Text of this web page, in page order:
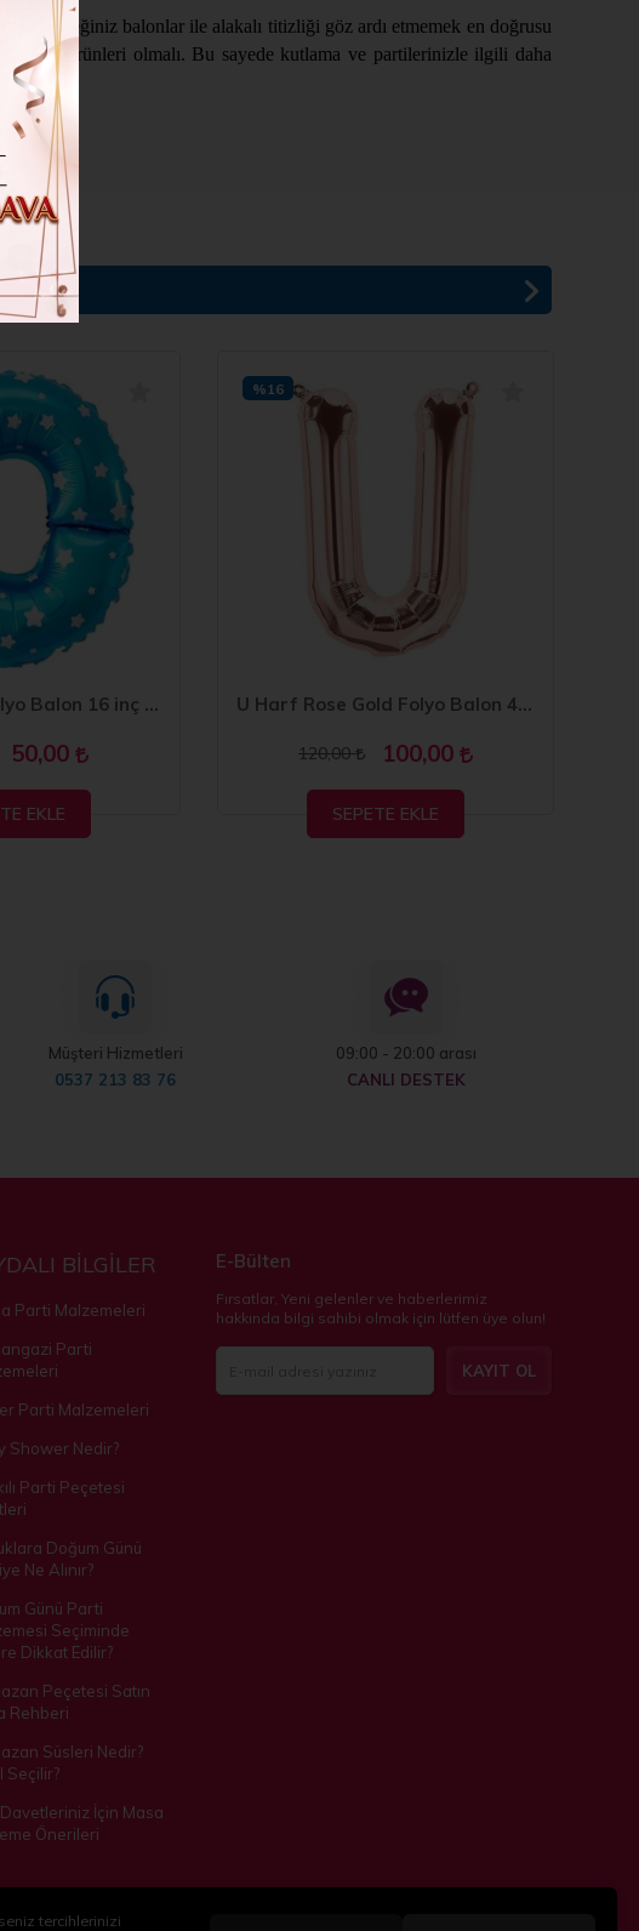
seçeceğiniz balonlar ile alakalı titizliği göz ardı etmemek en doğrusu
ürünleri olmalı. Bu sayede kutlama ve partilerinizle ilgili daha
O Harf Mavi Folyo Balon 16 inç 40 cm
50,00
EKLE
U Harf Rose Gold Folyo Balon 40 inc 100 cm
120,00 100,00
%16
SEPETE EKLE
Müşteri Hizmetleri
0537 213 83 76
09:00 - 20:00 arası
CANLI DESTEK
E-Bülten
Fırsatlar, Yeni gelenler ve haberlerimiz
hakkında bilgi sahibi olmak için lütfen üye olun!
KAYIT OL
BİLGİLER
Parti Malzemeleri
Parti
Parti Malzemeleri
Shower Nedir?
Parti Peçetesi
Doğum Günü
Ne Alınır?
Günü Parti
Seçiminde
Dikkat Edilir?
Peçetesi Satın
Rehberi
Süsleri Nedir?
Seçilir?
İçin Masa
Önerileri
tercihlerinizi